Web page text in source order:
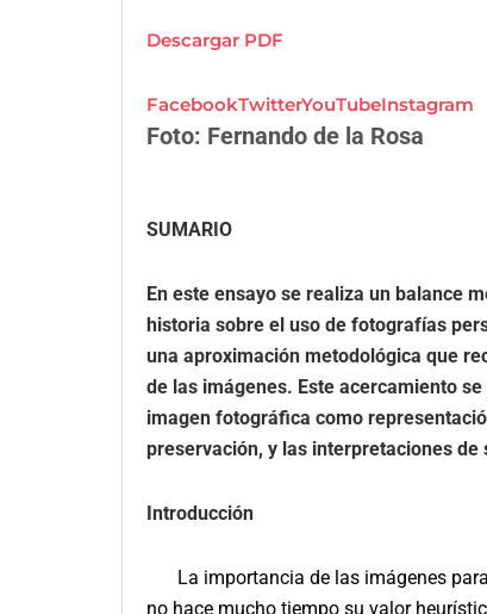
Descargar PDF
FacebookTwitterYouTubeInstagram
Foto: Fernando de la Rosa
SUMARIO
En este ensayo se realiza un balance
historia sobre el uso de fotografías
una aproximación metodológica que
de las imágenes. Este acercamiento
imagen fotográfica como
preservación, y las interpretaciones
Introducción
La importancia de las imágenes
no hace mucho tiempo su valor